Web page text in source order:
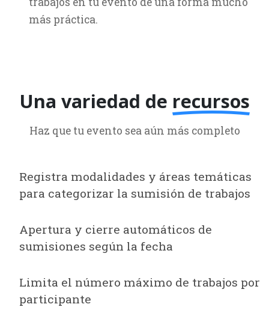
más práctica.
Una variedad de recursos
Haz que tu evento sea aún más completo
Registra modalidades y áreas temáticas
para categorizar la sumisión de trabajos
Apertura y cierre automáticos de
sumisiones según la fecha
Limita el número máximo de trabajos por
participante